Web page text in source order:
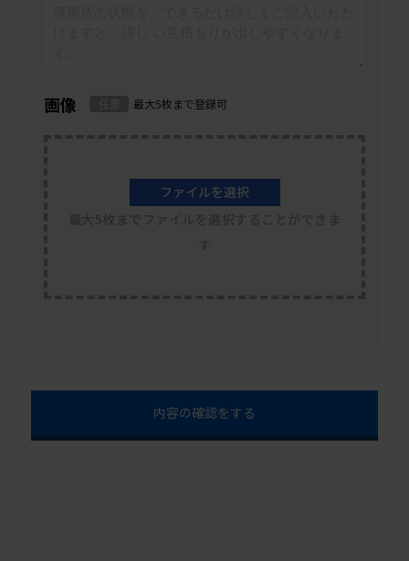
画像 最大5枚まで登録可
ファイルを選択
内容の確認をする